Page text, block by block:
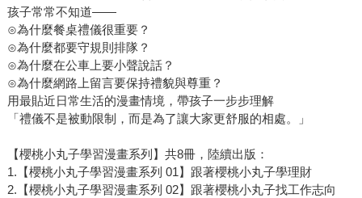
孩子常常不知道——
⊙為什麼餐桌禮儀很重要？
⊙為什麼都要守規則排隊？
⊙為什麼在公車上要小聲說話？
⊙為什麼網路上留言要保持禮貌與尊重？
用最貼近日常生活的漫畫情境，帶孩子一步步理解
「禮儀不是被動限制，而是為了讓大家更舒服的相處。」
【櫻桃小丸子學習漫畫系列】共8冊，陸續出版：
1.【櫻桃小丸子學習漫畫系列 01】跟著櫻桃小丸子學理財
2.【櫻桃小丸子學習漫畫系列 02】跟著櫻桃小丸子找工作志向